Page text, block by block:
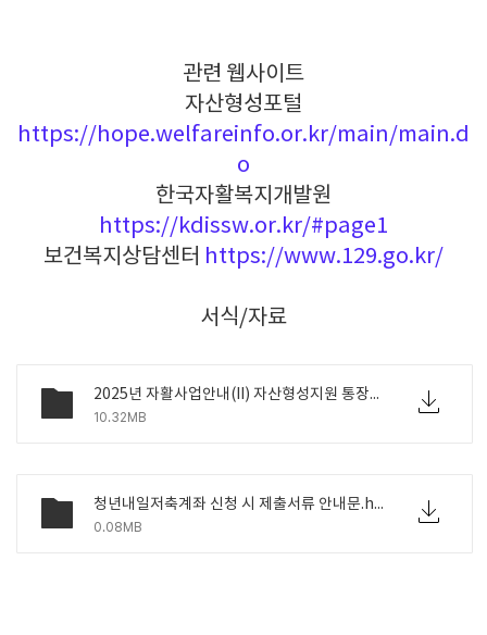
관련 웹사이트
자산형성포털
https://hope.welfareinfo.or.kr/main/main.d
o
한국자활복지개발원
https://kdissw.or.kr/#page1
보건복지상담센터 https://www.129.go.kr/
서식/자료
2025년 자활사업안내(II) 자산형성지원 통장사업 안내.pdf
10.32MB
청년내일저축계좌 신청 시 제출서류 안내문.hwp
0.08MB